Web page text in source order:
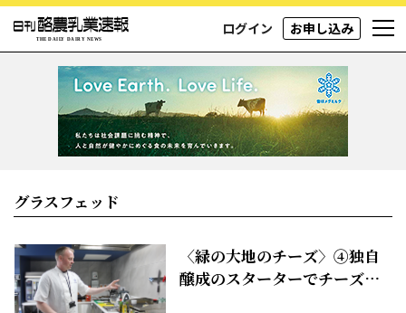
ログイン お申し込み
グラスフェッド
〈緑の大地のチーズ〉④独自
醸成のスターターでチーズに